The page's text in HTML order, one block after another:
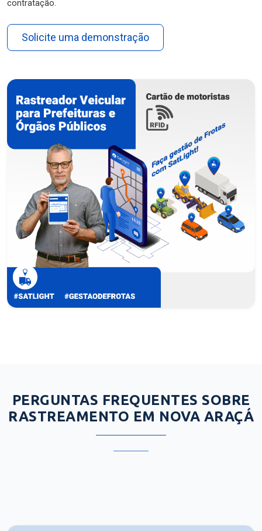
contratação.
Solicite uma demonstração
PERGUNTAS FREQUENTES SOBRE
RASTREAMENTO EM NOVA ARAÇÁ